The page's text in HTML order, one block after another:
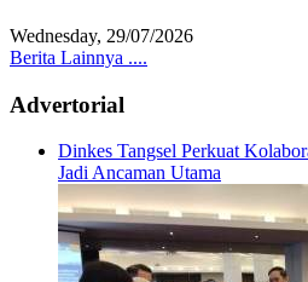
Wednesday, 29/07/2026
Berita Lainnya ....
Advertorial
Dinkes Tangsel Perkuat
Jadi Ancaman Utama